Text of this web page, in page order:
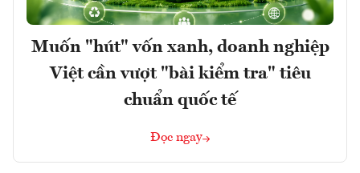
Muốn "hút" vốn xanh, doanh nghiệp
Việt cần vượt "bài kiểm tra" tiêu
chuẩn quốc tế
Đọc ngay